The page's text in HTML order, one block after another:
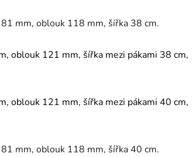
mm, oblouk 118 mm, šířka 38 cm.
oblouk 121 mm, šířka mezi pákami 38 cm,
oblouk 121 mm, šířka mezi pákami 40 cm,
mm, oblouk 118 mm, šířka 40 cm.